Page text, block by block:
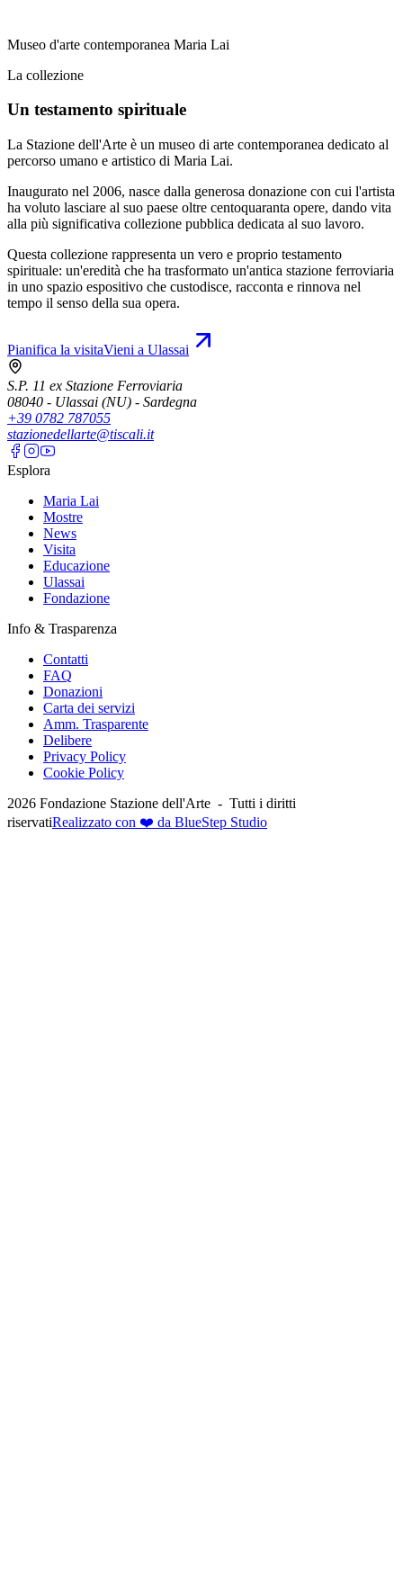
Museo d'arte contemporanea Maria Lai
La collezione
Un testamento spirituale
La Stazione dell'Arte è un museo di arte contemporanea dedicato al
percorso umano e artistico di Maria Lai.
Inaugurato nel 2006, nasce dalla generosa donazione con cui l'artista
ha voluto lasciare al suo paese oltre centoquaranta opere, dando vita
alla più significativa collezione pubblica dedicata al suo lavoro.
Questa collezione rappresenta un vero e proprio testamento
spirituale: un'eredità che ha trasformato un'antica stazione ferroviaria
in uno spazio espositivo che custodisce, racconta e rinnova nel
tempo il senso della sua opera.
Pianifica la visitaVieni a Ulassai
S.P. 11 ex Stazione Ferroviaria
08040 - Ulassai (NU) - Sardegna
+39 0782 787055
stazionedellarte@tiscali.it
Esplora
Maria Lai
Mostre
News
Visita
Educazione
Ulassai
Fondazione
Info & Trasparenza
Contatti
FAQ
Donazioni
Carta dei servizi
Amm. Trasparente
Delibere
Privacy Policy
Cookie Policy
2026 Fondazione Stazione dell'Arte - Tutti i diritti
riservatiRealizzato con ❤️ da BlueStep Studio